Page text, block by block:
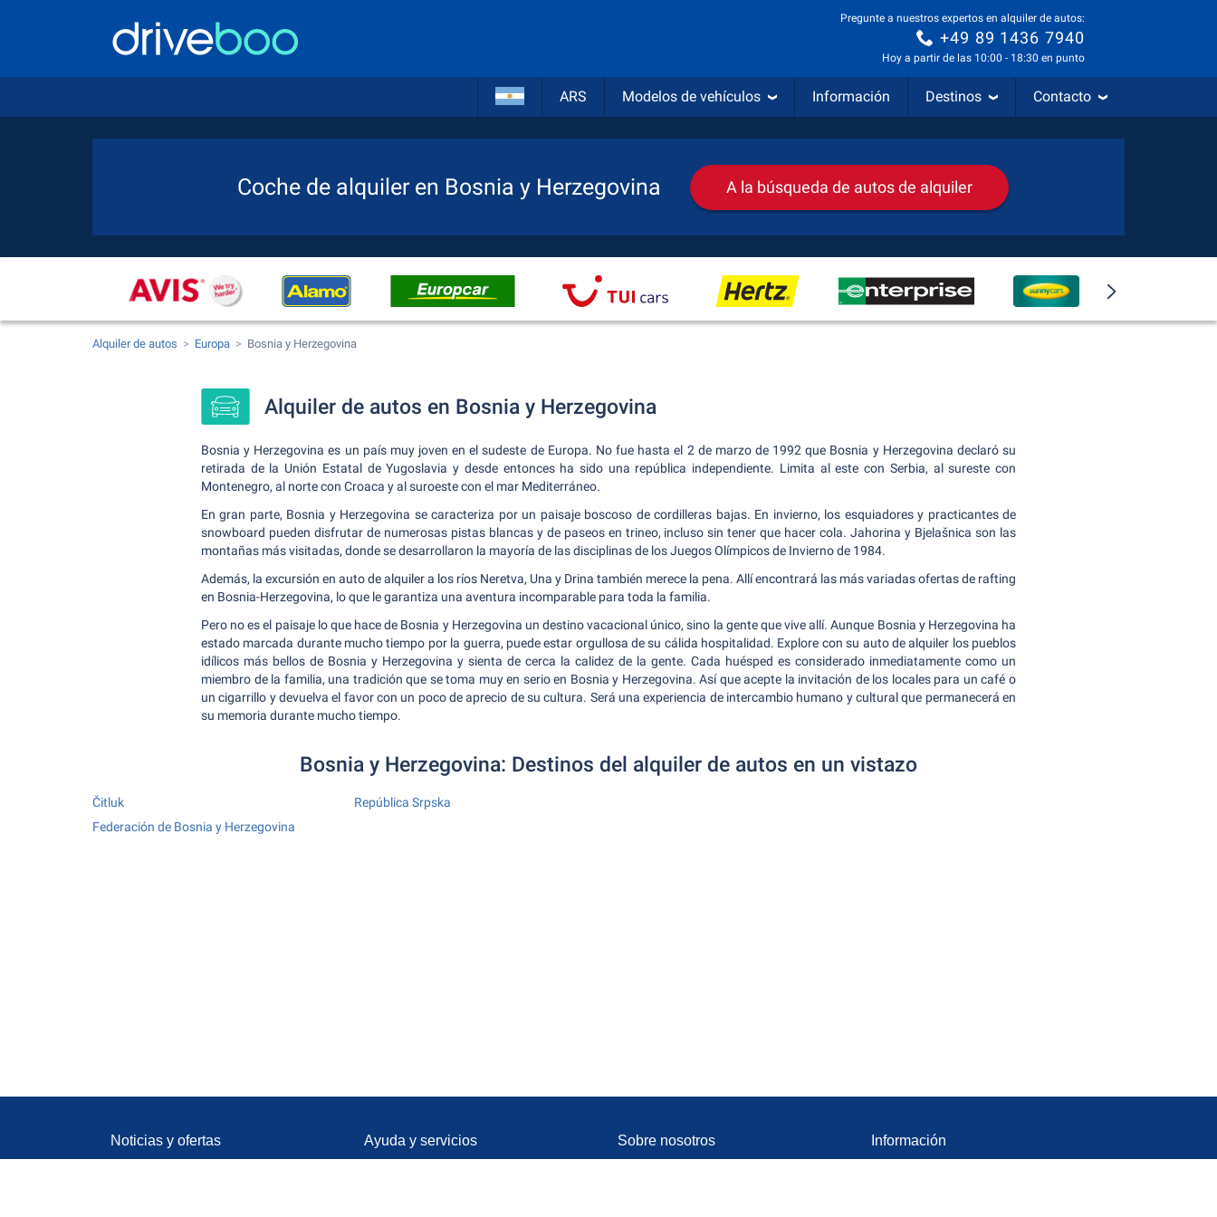
Pregunte a nuestros expertos en alquiler de autos:
+49 89 1436 7940
Hoy a partir de las 10:00 - 18:30 en punto
ARS Modelos de vehículos Información Destinos Contacto
Coche de alquiler en Bosnia y Herzegovina A la búsqueda de autos de alquiler
Alquiler de autos Europa Bosnia y Herzegovina
Alquiler de autos en Bosnia y Herzegovina
Bosnia y Herzegovina es un país muy joven en el sudeste de Europa. No fue hasta el 2 de marzo de 1992 que Bosnia y Herzegovina declaró su
retirada de la Unión Estatal de Yugoslavia y desde entonces ha sido una república independiente. Limita al este con Serbia, al sureste con
Montenegro, al norte con Croaca y al suroeste con el mar Mediterráneo.
En gran parte, Bosnia y Herzegovina se caracteriza por un paisaje boscoso de cordilleras bajas. En invierno, los esquiadores y practicantes de
snowboard pueden disfrutar de numerosas pistas blancas y de paseos en trineo, incluso sin tener que hacer cola. Jahorina y Bjelašnica son las
montañas más visitadas, donde se desarrollaron la mayoría de las disciplinas de los Juegos Olímpicos de Invierno de 1984.
Además, la excursión en auto de alquiler a los ríos Neretva, Una y Drina también merece la pena. Allí encontrará las más variadas ofertas de rafting
en Bosnia-Herzegovina, lo que le garantiza una aventura incomparable para toda la familia.
Pero no es el paisaje lo que hace de Bosnia y Herzegovina un destino vacacional único, sino la gente que vive allí. Aunque Bosnia y Herzegovina ha
estado marcada durante mucho tiempo por la guerra, puede estar orgullosa de su cálida hospitalidad. Explore con su auto de alquiler los pueblos
idílicos más bellos de Bosnia y Herzegovina y sienta de cerca la calidez de la gente. Cada huésped es considerado inmediatamente como un
miembro de la familia, una tradición que se toma muy en serio en Bosnia y Herzegovina. Así que acepte la invitación de los locales para un café o
un cigarrillo y devuelva el favor con un poco de aprecio de su cultura. Será una experiencia de intercambio humano y cultural que permanecerá en
su memoria durante mucho tiempo.
Bosnia y Herzegovina: Destinos del alquiler de autos en un vistazo
Čitluk
Federación de Bosnia y Herzegovina
República Srpska
Noticias y ofertas
Ayuda y servicios
Sobre nosotros
Información